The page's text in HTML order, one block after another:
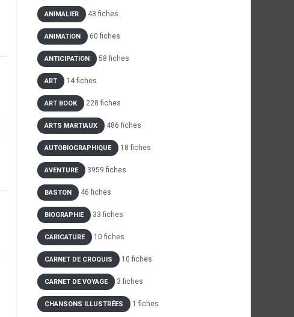
ANIMALIER 43 fiches
ANIMATION 60 fiches
ANTICIPATION 58 fiches
ART 14 fiches
ART BOOK 228 fiches
ARTS MARTIAUX 486 fiches
AUTOBIOGRAPHIQUE 18 fiches
AVENTURE 3959 fiches
BASTON 46 fiches
BIOGRAPHIE 33 fiches
CARICATURE 10 fiches
CARNET DE CROQUIS 10 fiches
CARNET DE VOYAGE 3 fiches
CHANSONS ILLUSTRÉES 1 fiches